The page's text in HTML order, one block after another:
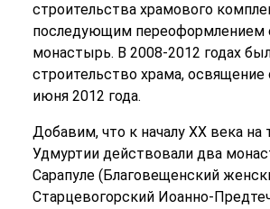
строительства храмового
последующим переоформлением
монастырь. В 2008-2012 годах
строительство храма, освящение
июня 2012 года.
Добавим, что к началу XX века на
Удмуртии действовали два
Сарапуле (Благовещенский
Старцевогорский Иоанно-